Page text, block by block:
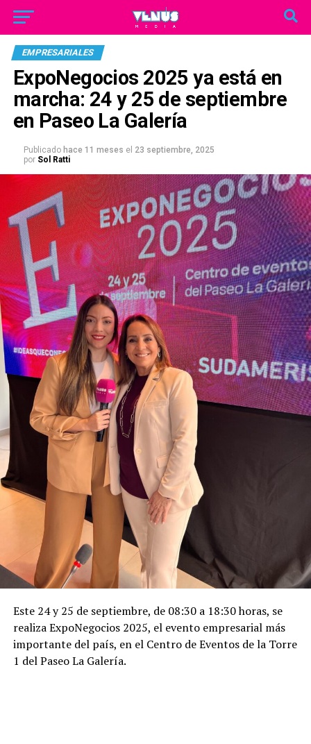
EMPRESARIALES
ExpoNegocios 2025 ya está en
marcha: 24 y 25 de septiembre
en Paseo La Galería
Publicado hace 11 meses el 23 septiembre, 2025
por Sol Ratti
Este 24 y 25 de septiembre, de 08:30 a 18:30 horas, se
realiza ExpoNegocios 2025, el evento empresarial más
importante del país, en el Centro de Eventos de la Torre
1 del Paseo La Galería.